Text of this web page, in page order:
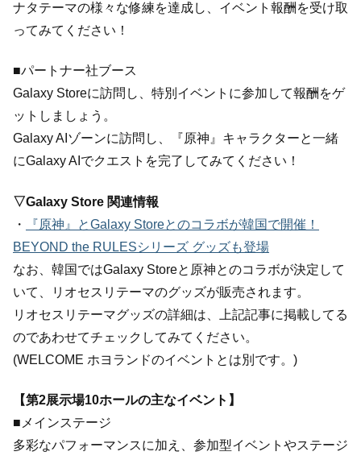
ナタテーマの様々な修練を達成し、イベント報酬を受け取
ってみてください！
■パートナー社ブース
Galaxy Storeに訪問し、特別イベントに参加して報酬をゲ
ットしましょう。
Galaxy AIゾーンに訪問し、『原神』キャラクターと一緒
にGalaxy AIでクエストを完了してみてください！
▽Galaxy Store 関連情報
・
『原神』とGalaxy Storeとのコラボが韓国で開催！
BEYOND the RULESシリーズ グッズも登場
なお、韓国ではGalaxy Storeと原神とのコラボが決定して
いて、リオセスリテーマのグッズが販売されます。
リオセスリテーマグッズの詳細は、上記記事に掲載してる
のであわせてチェックしてみてください。
(WELCOME ホヨランドのイベントとは別です。)
【第2展示場10ホールの主なイベント】
■メインステージ
多彩なパフォーマンスに加え、参加型イベントやステージ